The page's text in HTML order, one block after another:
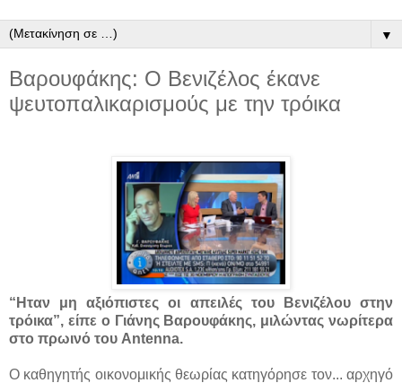
▼
Βαρουφάκης: Ο Βενιζέλος έκανε
ψευτοπαλικαρισμούς με την τρόικα
“Ηταν μη αξιόπιστες οι απειλές του Βενιζέλου στην
τρόικα”, είπε ο Γιάνης Βαρουφάκης, μιλώντας νωρίτερα
στο πρωινό του Antenna.
Ο καθηγητής οικονομικής θεωρίας κατηγόρησε τον... αρχηγό